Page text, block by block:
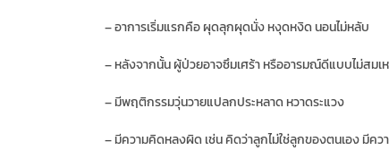
– อาการเริ่มแรกคือ ผุดลุกผุดนั่ง หงุดหงิด นอนไม่หลับ
– หลังจากนั้น ผู้ป่วยอาจซึมเศร้า หรืออารมณ์ดีแบบไม่สม
– มีพฤติกรรมวุ่นวายแปลกประหลาด หวาดระแวง
– มีความคิดหลงผิด เช่น คิดว่าลูกไม่ใช่ลูกของตนเอง มีค